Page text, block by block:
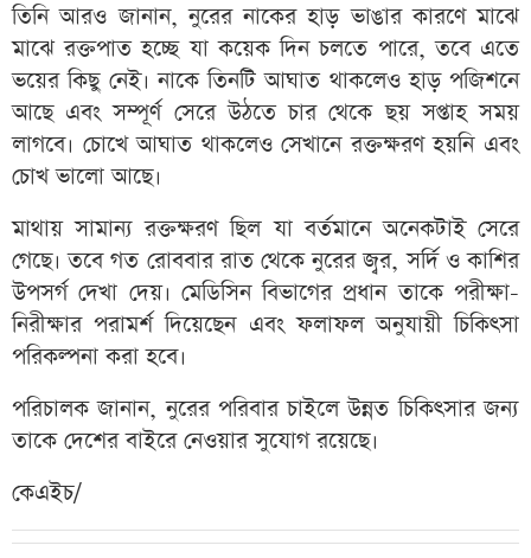
তিনি আরও জানান, নুরের নাকের হাড় ভাঙার কারণে মাঝে
মাঝে রক্তপাত হচ্ছে যা কয়েক দিন চলতে পারে, তবে এতে
ভয়ের কিছু নেই। নাকে তিনটি আঘাত থাকলেও হাড় পজিশনে
আছে এবং সম্পূর্ণ সেরে উঠতে চার থেকে ছয় সপ্তাহ সময়
লাগবে। চোখে আঘাত থাকলেও সেখানে রক্তক্ষরণ হয়নি এবং
চোখ ভালো আছে।
মাথায় সামান্য রক্তক্ষরণ ছিল যা বর্তমানে অনেকটাই সেরে
গেছে। তবে গত রোববার রাত থেকে নুরের জ্বর, সর্দি ও কাশির
উপসর্গ দেখা দেয়। মেডিসিন বিভাগের প্রধান তাকে পরীক্ষা-
নিরীক্ষার পরামর্শ দিয়েছেন এবং ফলাফল অনুযায়ী চিকিৎসা
পরিকল্পনা করা হবে।
পরিচালক জানান, নুরের পরিবার চাইলে উন্নত চিকিৎসার জন্য
তাকে দেশের বাইরে নেওয়ার সুযোগ রয়েছে।
কেএইচ/